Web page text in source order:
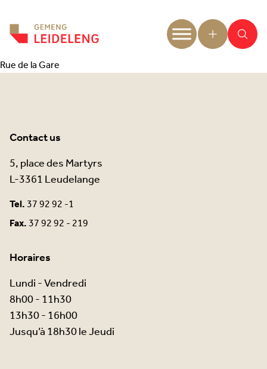
Rue de la Gare
Contact us
5, place des Martyrs
L-3361 Leudelange
Tel.37 92 92 -1
Fax.37 92 92 - 219
Horaires
Lundi - Vendredi
8h00 - 11h30
13h30 - 16h00
Jusqu’à 18h30 le Jeudi